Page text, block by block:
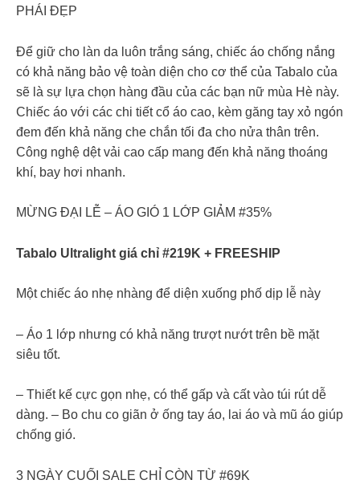
PHÁI ĐẸP
Để giữ cho làn da luôn trắng sáng, chiếc áo chống nắng
có khả năng bảo vệ toàn diện cho cơ thể của Tabalo của
sẽ là sự lựa chọn hàng đầu của các bạn nữ mùa Hè này.
Chiếc áo với các chi tiết cổ áo cao, kèm găng tay xỏ ngón
đem đến khả năng che chắn tối đa cho nửa thân trên.
Công nghệ dệt vải cao cấp mang đến khả năng thoáng
khí, bay hơi nhanh.
MỪNG ĐẠI LỄ – ÁO GIÓ 1 LỚP GIẢM #35%
Tabalo Ultralight giá chỉ #219K + FREESHIP
Một chiếc áo nhẹ nhàng để diện xuống phố dịp lễ này
– Áo 1 lớp nhưng có khả năng trượt nướt trên bề mặt
siêu tốt.
– Thiết kế cực gọn nhẹ, có thể gấp và cất vào túi rút dễ
dàng. – Bo chu co giãn ở ống tay áo, lai áo và mũ áo giúp
chống gió.
3 NGÀY CUỐI SALE CHỈ CÒN TỪ #69K